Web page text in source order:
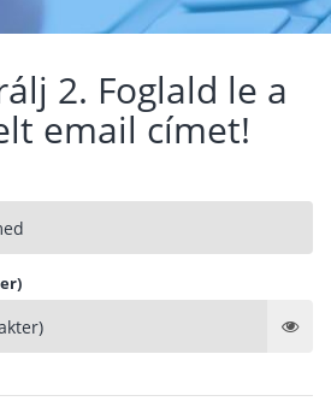
2. Foglald le a
email címet!